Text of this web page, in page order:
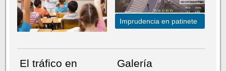
Imprudencia en patinete
El tráfico en
Galería